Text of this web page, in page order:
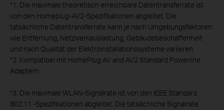
*1. Die maximale theoretisch erreichbare Datentransferrate ist
von den Homeplug-AV2-Spezifikationen abgleitet. Die
tatsächliche Datentransferrate kann je nach Umgebungsfaktoren
wie Entfernung, Netzwerkauslastung, Gebäudebeschaffenheit
und nach Qualität der Elektroinstallationssysteme variieren.
*2. Kompatibel mit HomePlug AV and AV2 Standard Powerline
Adaptern.
*3. Die maximale WLAN-Signalrate ist von den IEEE Standard
802.11 -Spezifikationen abgleitet. Die tatsächliche Signalrate